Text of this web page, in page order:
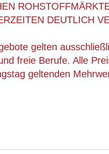
DEUTLICH
gelten
freie Berufe. Alle
geltenden